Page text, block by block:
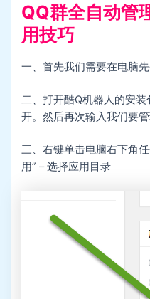
QQ群全自动管
用技巧
一、首先我们需要在电脑
二、打开酷Q机器人的安装
开。然后再次输入我们要
三、右键单击电脑右下角
用” – 选择应用目录